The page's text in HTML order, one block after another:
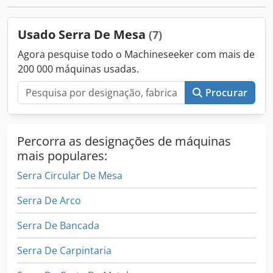
até 600 mm. Altura de corte até 160 mm. Diâmetro da
lâmina de serra até 500 mm. Motor de 90 kW.
Usado Serra De Mesa (7)
Agora pesquise todo o Machineseeker com mais de
200 000 máquinas usadas.
Procurar
Percorra as designações de máquinas
mais populares:
Serra Circular De Mesa
Serra De Arco
Serra De Bancada
Serra De Carpintaria